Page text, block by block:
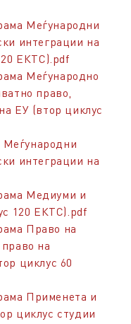
Меѓународни
интеграции на
ЕКТС).pdf
Меѓународно
право,
ЕУ (втор циклус
Меѓународни
интеграции на
Медиуми и
120 ЕКТС).pdf
Право на
на
циклус 60
Применета и
циклус студии